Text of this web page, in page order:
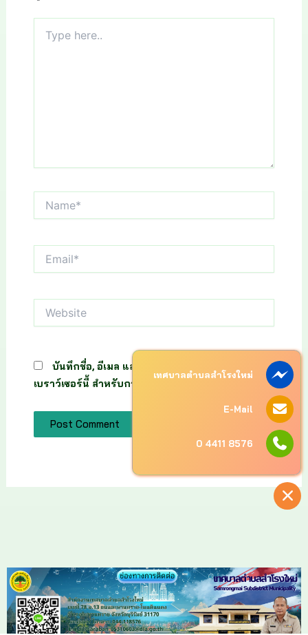
here..
บันทึกชื่อ, อีเมล และชื่อเว็บไซต์ของฉันบน
เบราว์เซอร์นี้ สำหรับการแสดงความเห็นครั้งถัดไป
เทศบาลตำบลสำโรงใหม่
E-Mail
0 4411 8576